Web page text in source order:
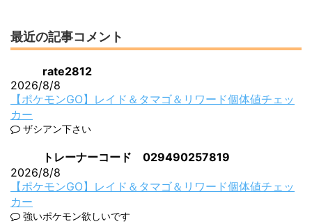
最近の記事コメント
rate2812
2026/8/8
【ポケモンGO】レイド＆タマゴ＆リワード個体値チェッ
カー
ザシアン下さい
トレーナーコード 029490257819
2026/8/8
【ポケモンGO】レイド＆タマゴ＆リワード個体値チェッ
カー
強いポケモン欲しいです